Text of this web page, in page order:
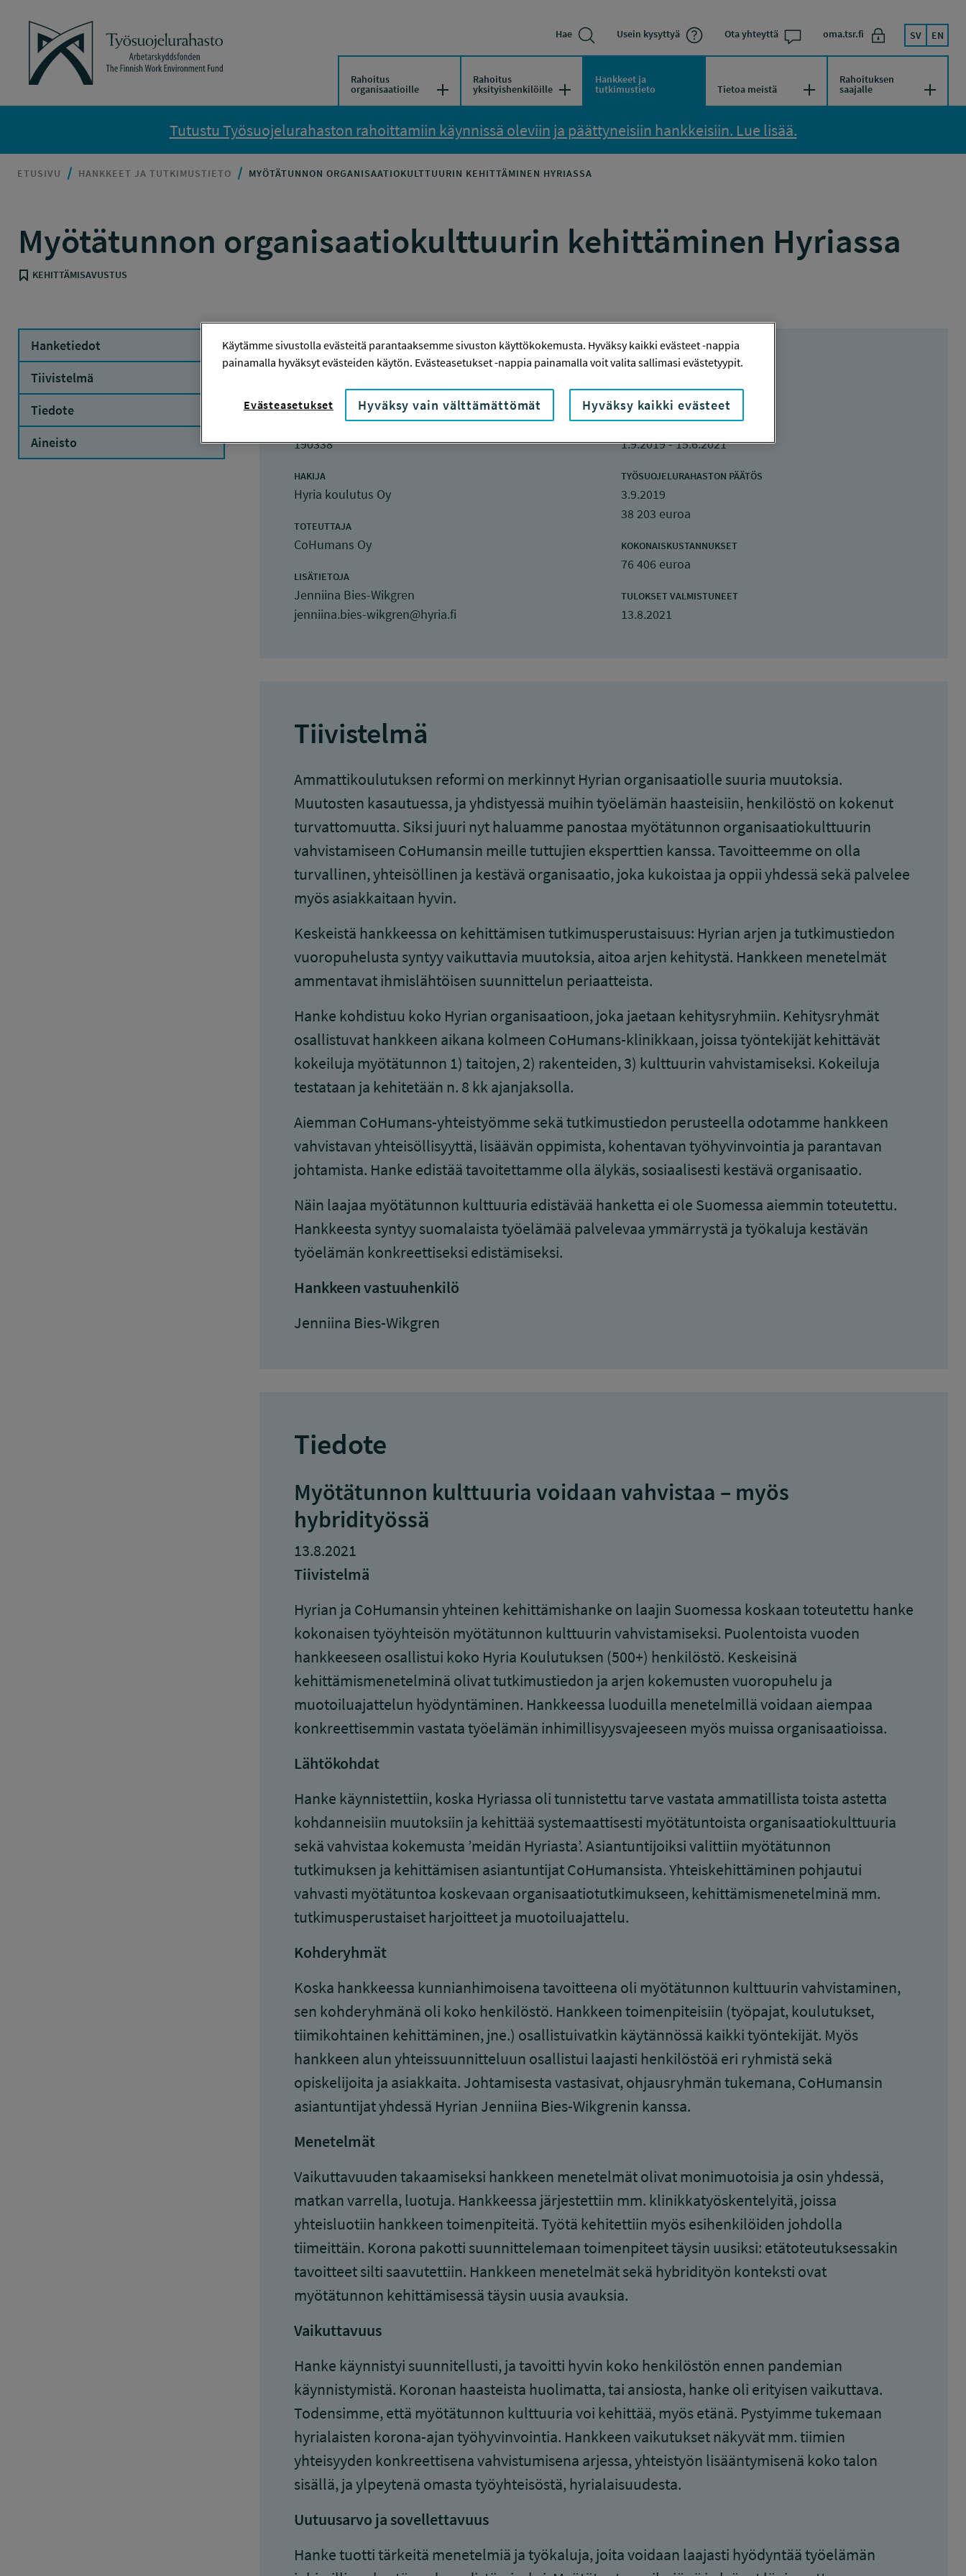
Työsuojelurahasto
Hae Usein kysyttyä Ota yhteyttä oma.tsr.fi SV EN
Rahoitus
organisaatioille Avaa/Sulje valikko
Rahoitus
yksityishenkilöille Avaa/Sulje valikko
Hankkeet ja
tutkimustieto Tietoa meistä Avaa/Sulje valikko
Rahoituksen
saajalle Avaa/
Tutustu Työsuojelurahaston rahoittamiin käynnissä oleviin ja päättyneisiin hankkeisiin. Lue lisää.
ETUSIVU HANKKEET JA TUTKIMUSTIETO MYÖTÄTUNNON ORGANISAATIOKULTTUURIN KEHITTÄMINEN HYRIASSA
Myötätunnon organisaatiokulttuurin kehittäminen Hyriassa
KEHITTÄMISAVUSTUS
Hanketiedot
Tiivistelmä
Tiedote
Aineisto
Hanketiedot
HANKENUMERO
190338
HAKIJA
Hyria koulutus Oy
TOTEUTTAJA
CoHumans Oy
LISÄTIETOJA
Jenniina Bies-Wikgren
jenniina.bies-wikgren@hyria.fi
TOTEUTUSAIKA
1.9.2019 - 15.6.2021
TYÖSUOJELURAHASTON PÄÄTÖS
3.9.2019
38 203 euroa
KOKONAISKUSTANNUKSET
76 406 euroa
TULOKSET VALMISTUNEET
13.8.2021
Tiivistelmä
Ammattikoulutuksen reformi on merkinnyt Hyrian organisaatiolle suuria muutoksia.
Muutosten kasautuessa, ja yhdistyessä muihin työelämän haasteisiin, henkilöstö on kokenut
turvattomuutta. Siksi juuri nyt haluamme panostaa myötätunnon organisaatiokulttuurin
vahvistamiseen CoHumansin meille tuttujien eksperttien kanssa. Tavoitteemme on olla
turvallinen, yhteisöllinen ja kestävä organisaatio, joka kukoistaa ja oppii yhdessä sekä palvelee
myös asiakkaitaan hyvin.
Keskeistä hankkeessa on kehittämisen tutkimusperustaisuus: Hyrian arjen ja tutkimustiedon
vuoropuhelusta syntyy vaikuttavia muutoksia, aitoa arjen kehitystä. Hankkeen menetelmät
ammentavat ihmislähtöisen suunnittelun periaatteista.
Hanke kohdistuu koko Hyrian organisaatioon, joka jaetaan kehitysryhmiin. Kehitysryhmät
osallistuvat hankkeen aikana kolmeen CoHumans-klinikkaan, joissa työntekijät kehittävät
kokeiluja myötätunnon 1) taitojen, 2) rakenteiden, 3) kulttuurin vahvistamiseksi. Kokeiluja
testataan ja kehitetään n. 8 kk ajanjaksolla.
Aiemman CoHumans-yhteistyömme sekä tutkimustiedon perusteella odotamme hankkeen
vahvistavan yhteisöllisyyttä, lisäävän oppimista, kohentavan työhyvinvointia ja parantavan
johtamista. Hanke edistää tavoitettamme olla älykäs, sosiaalisesti kestävä organisaatio.
Näin laajaa myötätunnon kulttuuria edistävää hanketta ei ole Suomessa aiemmin toteutettu.
Hankkeesta syntyy suomalaista työelämää palvelevaa ymmärrystä ja työkaluja kestävän
työelämän konkreettiseksi edistämiseksi.
Hankkeen vastuuhenkilö
Jenniina Bies-Wikgren
Tiedote
Myötätunnon kulttuuria voidaan vahvistaa – myös
hybridityössä
13.8.2021
Tiivistelmä
Hyrian ja CoHumansin yhteinen kehittämishanke on laajin Suomessa koskaan toteutettu hanke
kokonaisen työyhteisön myötätunnon kulttuurin vahvistamiseksi. Puolentoista vuoden
hankkeeseen osallistui koko Hyria Koulutuksen (500+) henkilöstö. Keskeisinä
kehittämismenetelminä olivat tutkimustiedon ja arjen kokemusten vuoropuhelu ja
muotoiluajattelun hyödyntäminen. Hankkeessa luoduilla menetelmillä voidaan aiempaa
konkreettisemmin vastata työelämän inhimillisyysvajeeseen myös muissa organisaatioissa.
Lähtökohdat
Hanke käynnistettiin, koska Hyriassa oli tunnistettu tarve vastata ammatillista toista astetta
kohdanneisiin muutoksiin ja kehittää systemaattisesti myötätuntoista organisaatiokulttuuria
sekä vahvistaa kokemusta ’meidän Hyriasta’. Asiantuntijoiksi valittiin myötätunnon
tutkimuksen ja kehittämisen asiantuntijat CoHumansista. Yhteiskehittäminen pohjautui
vahvasti myötätuntoa koskevaan organisaatiotutkimukseen, kehittämismenetelminä mm.
tutkimusperustaiset harjoitteet ja muotoiluajattelu.
Kohderyhmät
Koska hankkeessa kunnianhimoisena tavoitteena oli myötätunnon kulttuurin vahvistaminen,
sen kohderyhmänä oli koko henkilöstö. Hankkeen toimenpiteisiin (työpajat, koulutukset,
tiimikohtainen kehittäminen, jne.) osallistuivatkin käytännössä kaikki työntekijät. Myös
hankkeen alun yhteissuunnitteluun osallistui laajasti henkilöstöä eri ryhmistä sekä
opiskelijoita ja asiakkaita. Johtamisesta vastasivat, ohjausryhmän tukemana, CoHumansin
asiantuntijat yhdessä Hyrian Jenniina Bies-Wikgrenin kanssa.
Menetelmät
Vaikuttavuuden takaamiseksi hankkeen menetelmät olivat monimuotoisia ja osin yhdessä,
matkan varrella, luotuja. Hankkeessa järjestettiin mm. klinikkatyöskentelyitä, joissa
yhteisluotiin hankkeen toimenpiteitä. Työtä kehitettiin myös esihenkilöiden johdolla
tiimeittäin. Korona pakotti suunnittelemaan toimenpiteet täysin uusiksi: etätoteutuksessakin
tavoitteet silti saavutettiin. Hankkeen menetelmät sekä hybridityön konteksti ovat
myötätunnon kehittämisessä täysin uusia avauksia.
Vaikuttavuus
Hanke käynnistyi suunnitellusti, ja tavoitti hyvin koko henkilöstön ennen pandemian
käynnistymistä. Koronan haasteista huolimatta, tai ansiosta, hanke oli erityisen vaikuttava.
Todensimme, että myötätunnon kulttuuria voi kehittää, myös etänä. Pystyimme tukemaan
hyrialaisten korona-ajan työhyvinvointia. Hankkeen vaikutukset näkyvät mm. tiimien
yhteisyyden konkreettisena vahvistumisena arjessa, yhteistyön lisääntymisenä koko talon
sisällä, ja ylpeytenä omasta työyhteisöstä, hyrialaisuudesta.
Uutuusarvo ja sovellettavuus
Hanke tuotti tärkeitä menetelmiä ja työkaluja, joita voidaan laajasti hyödyntää työelämän
Käytämme sivustolla evästeitä parantaaksemme sivuston käyttökokemusta. Hyväksy kaikki evästeet -nappia
painamalla hyväksyt evästeiden käytön. Evästeasetukset -nappia painamalla voit valita sallimasi evästetyypit.
Hyväksy vain välttämättömät Hyväksy kaikki evästeet
Evästeasetukset